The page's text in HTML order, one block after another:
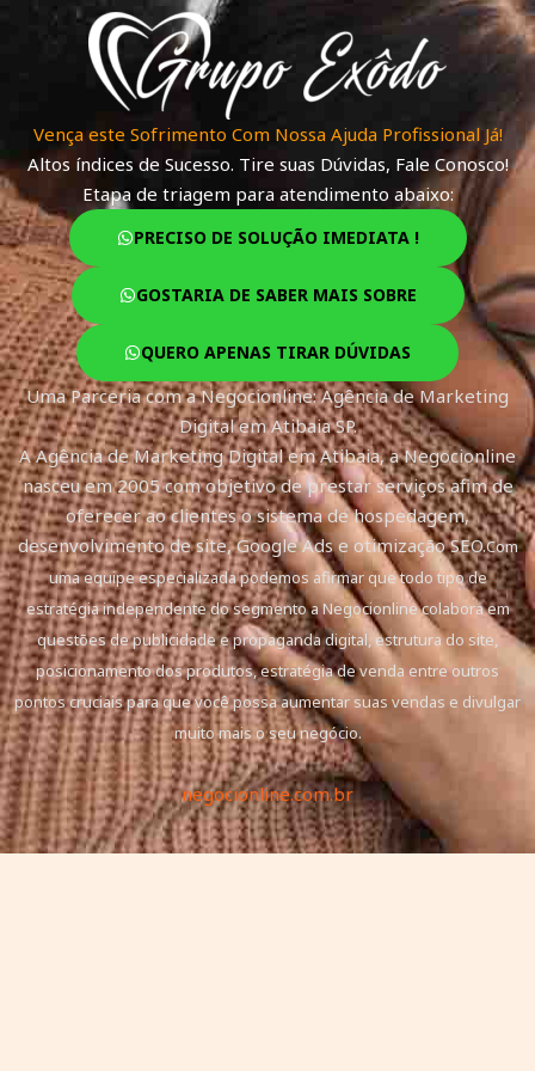
Vença este Sofrimento Com Nossa Ajuda Profissional Já!
Altos índices de Sucesso. Tire suas Dúvidas, Fale Conosco!
Etapa de triagem para atendimento abaixo:
PRECISO DE SOLUÇÃO IMEDIATA !
GOSTARIA DE SABER MAIS SOBRE
QUERO APENAS TIRAR DÚVIDAS
Uma Parceria com a Negocionline: Agência de Marketing
Digital em Atibaia SP.
A Agência de Marketing Digital em Atibaia, a Negocionline
nasceu em 2005 com objetivo de prestar serviços afim de
oferecer ao clientes o sistema de hospedagem,
desenvolvimento de site, Google Ads e otimização SEO.Com
uma equipe especializada podemos afirmar que todo tipo de
estratégia independente do segmento a Negocionline colabora em
questões de publicidade e propaganda digital, estrutura do site,
posicionamento dos produtos, estratégia de venda entre outros
pontos cruciais para que você possa aumentar suas vendas e divulgar
muito mais o seu negócio.
negocionline.com.br